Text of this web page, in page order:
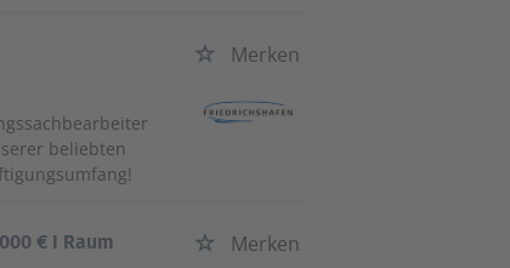
Merken
beliebten
€ I Raum
Merken